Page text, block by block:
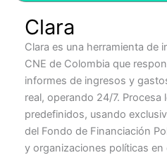
Clara
Clara es una herramienta de
CNE de Colombia que
informes de ingresos y
real, operando 24/7. Procesa
predefinidos, usando
del Fondo de Financiación
y organizaciones políticas